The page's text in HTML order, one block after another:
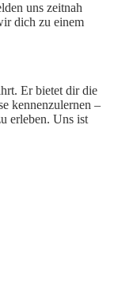
uns zeitnah
dich zu einem
Er bietet dir die
kennenzulernen –
erleben. Uns ist